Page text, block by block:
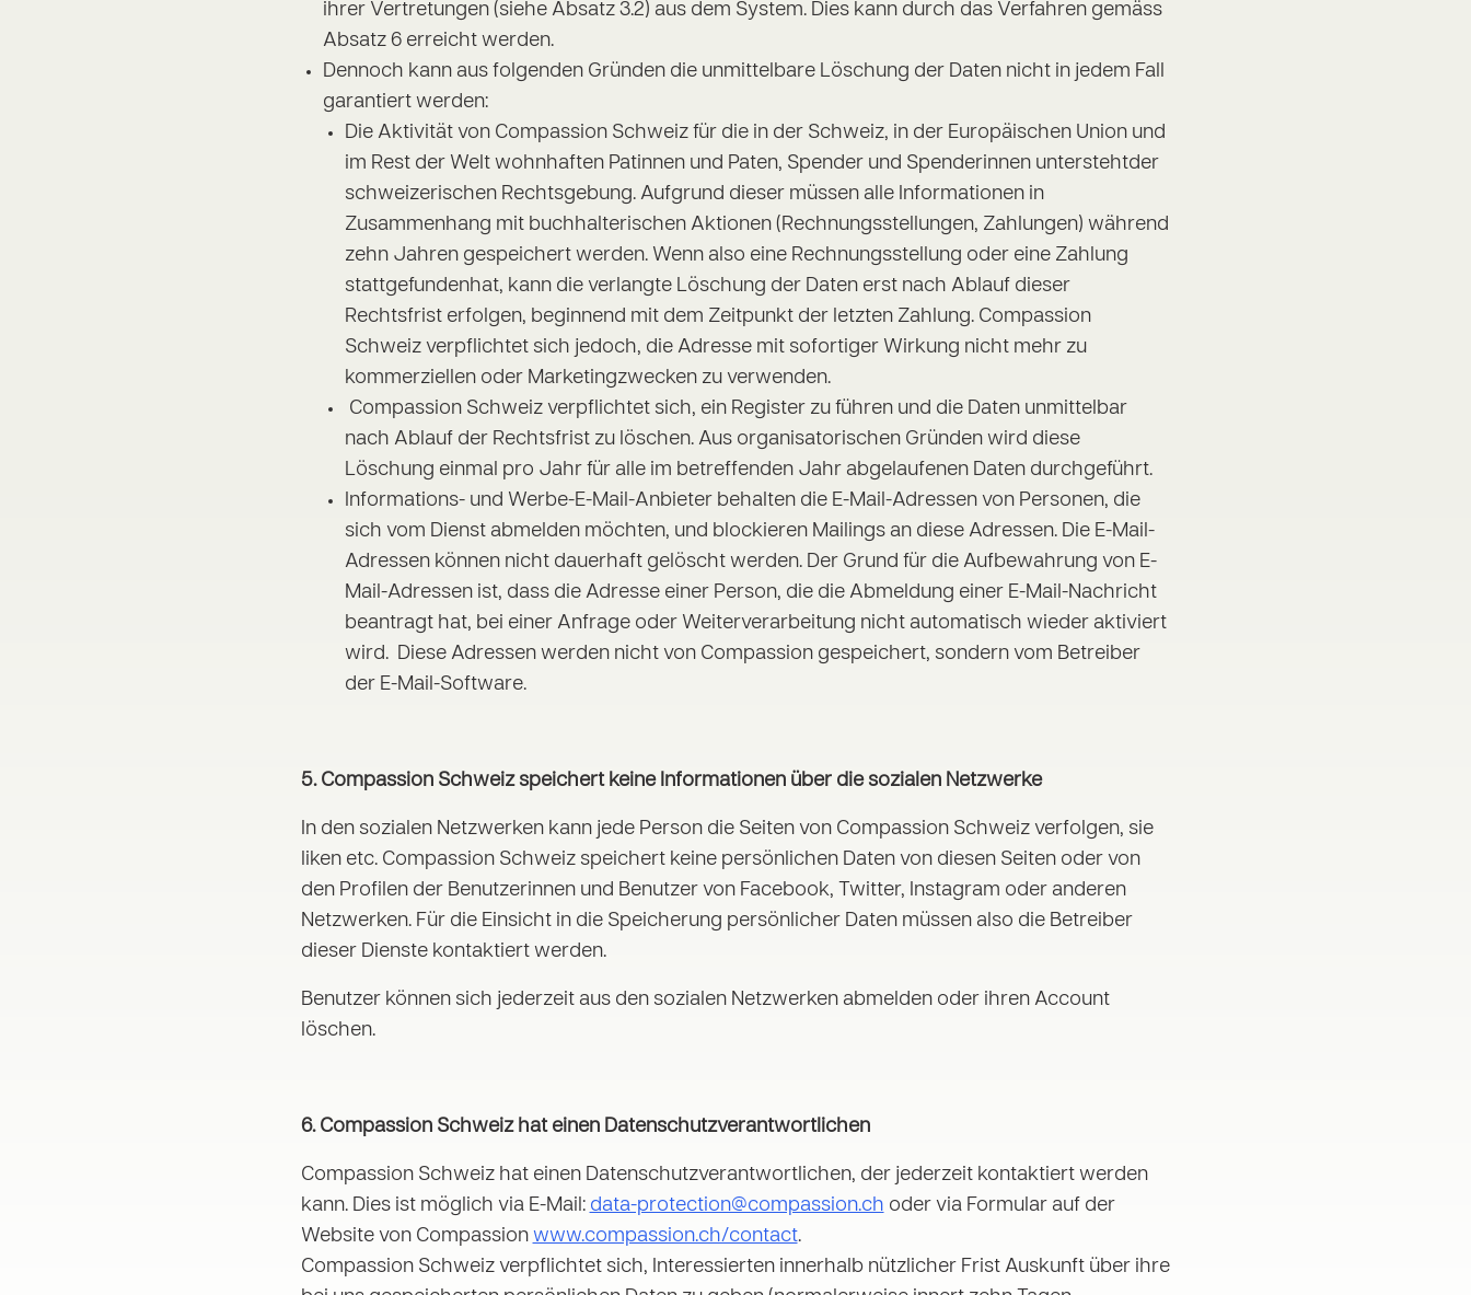
ihrer Vertretungen (siehe Absatz 3.2) aus dem System. Dies kann durch das Verfahren gemäss
Absatz 6 erreicht werden.
Dennoch kann aus folgenden Gründen die unmittelbare Löschung der Daten nicht in jedem Fall
garantiert werden:
Die Aktivität von Compassion Schweiz für die in der Schweiz, in der Europäischen Union und
im Rest der Welt wohnhaften Patinnen und Paten, Spender und Spenderinnen unterstehtder
schweizerischen Rechtsgebung. Aufgrund dieser müssen alle Informationen in
Zusammenhang mit buchhalterischen Aktionen (Rechnungsstellungen, Zahlungen) während
zehn Jahren gespeichert werden. Wenn also eine Rechnungsstellung oder eine Zahlung
stattgefundenhat, kann die verlangte Löschung der Daten erst nach Ablauf dieser
Rechtsfrist erfolgen, beginnend mit dem Zeitpunkt der letzten Zahlung. Compassion
Schweiz verpflichtet sich jedoch, die Adresse mit sofortiger Wirkung nicht mehr zu
kommerziellen oder Marketingzwecken zu verwenden.
Compassion Schweiz verpflichtet sich, ein Register zu führen und die Daten unmittelbar
nach Ablauf der Rechtsfrist zu löschen. Aus organisatorischen Gründen wird diese
Löschung einmal pro Jahr für alle im betreffenden Jahr abgelaufenen Daten durchgeführt.
Informations- und Werbe-E-Mail-Anbieter behalten die E-Mail-Adressen von Personen, die
sich vom Dienst abmelden möchten, und blockieren Mailings an diese Adressen. Die E-Mail-
Adressen können nicht dauerhaft gelöscht werden. Der Grund für die Aufbewahrung von E-
Mail-Adressen ist, dass die Adresse einer Person, die die Abmeldung einer E-Mail-Nachricht
beantragt hat, bei einer Anfrage oder Weiterverarbeitung nicht automatisch wieder aktiviert
wird. Diese Adressen werden nicht von Compassion gespeichert, sondern vom Betreiber
der E-Mail-Software.
5. Compassion Schweiz speichert keine Informationen über die sozialen Netzwerke
In den sozialen Netzwerken kann jede Person die Seiten von Compassion Schweiz verfolgen, sie
liken etc. Compassion Schweiz speichert keine persönlichen Daten von diesen Seiten oder von
den Profilen der Benutzerinnen und Benutzer von Facebook, Twitter, Instagram oder anderen
Netzwerken. Für die Einsicht in die Speicherung persönlicher Daten müssen also die Betreiber
dieser Dienste kontaktiert werden.
Benutzer können sich jederzeit aus den sozialen Netzwerken abmelden oder ihren Account
löschen.
6. Compassion Schweiz hat einen Datenschutzverantwortlichen
Compassion Schweiz hat einen Datenschutzverantwortlichen, der jederzeit kontaktiert werden
kann. Dies ist möglich via E-Mail: data-protection@compassion.ch oder via Formular auf der
Website von Compassion www.compassion.ch/contact.
Compassion Schweiz verpflichtet sich, Interessierten innerhalb nützlicher Frist Auskunft über ihre